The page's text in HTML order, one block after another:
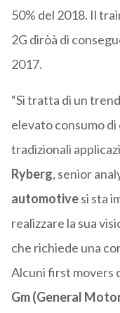
50% del 2018. Il
2G diròà di
2017.
“Si tratta di un
elevato consumo
tradizionali
Ryberg, senior
automotivesi sta
realizzare la sua
che richiede una
Alcuni first movers
Gm (General